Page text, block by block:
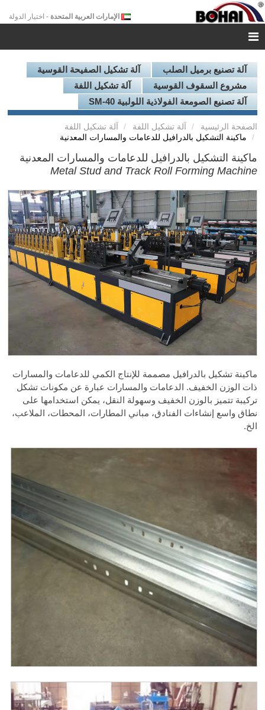
الإمارات العربية المتحدة - اختيار الدولة
آلة تصنيع برميل الصلب
آلة تشكيل الصفيحة القوسية
مشروع السقوف القوسية
آلة تشكيل اللفة
آلة تصنيع الصومعة الفولاذية اللولبية SM-40
الصفحة الرئيسية آلة تشكيل اللفة
آلة تشكيل اللفة
ماكينة التشكيل بالدرافيل للدعامات والمسارات المعدنية
ماكينة التشكيل بالدرافيل للدعامات والمسارات المعدنية
Metal Stud and Track Roll Forming Machine
ماكينة تشكيل بالدرافيل مصممة للإنتاج الكمي للدعامات والمسارات
ذات الوزن الخفيف. الدعامات والمسارات عبارة عن مكونات تشكل
تركيبة تتميز بالوزن الخفيف وسهولة النقل، يمكن استخدامها على
نطاق واسع إنشاءات الفنادق، مباني المطارات، المحطات، الملاعب،
الخ.